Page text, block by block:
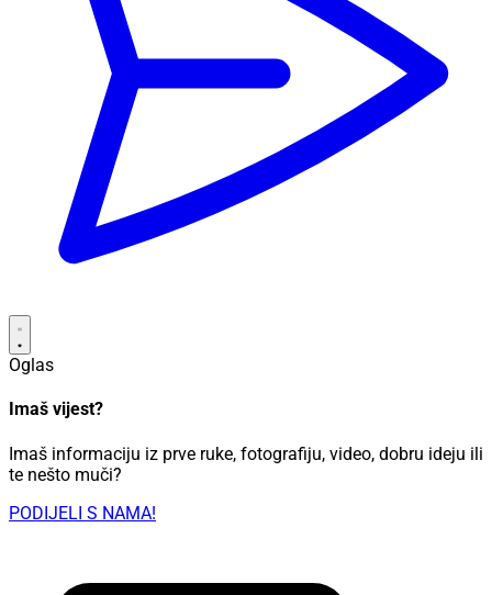
Oglas
Imaš vijest?
Imaš informaciju iz prve ruke, fotografiju, video, dobru ideju ili
te nešto muči?
PODIJELI S NAMA!